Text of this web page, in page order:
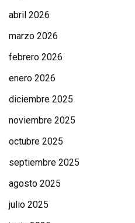
abril 2026
marzo 2026
febrero 2026
enero 2026
diciembre 2025
noviembre 2025
octubre 2025
septiembre 2025
agosto 2025
julio 2025